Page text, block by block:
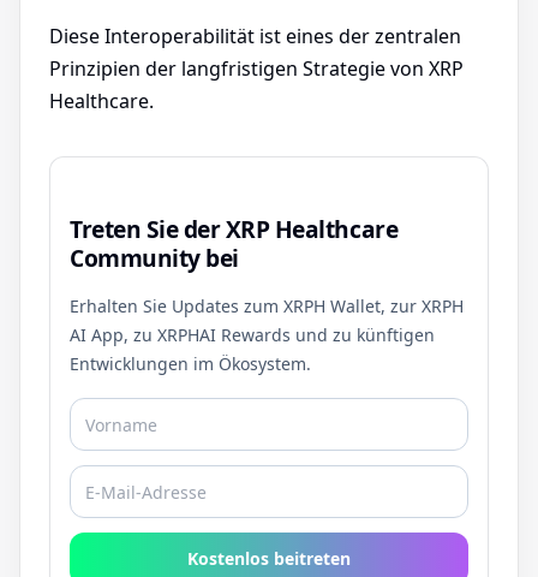
Diese Interoperabilität ist eines der zentralen
Prinzipien der langfristigen Strategie von XRP
Healthcare.
Treten Sie der XRP Healthcare
Community bei
Erhalten Sie Updates zum XRPH Wallet, zur XRPH
AI App, zu XRPHAI Rewards und zu künftigen
Entwicklungen im Ökosystem.
Kostenlos beitreten